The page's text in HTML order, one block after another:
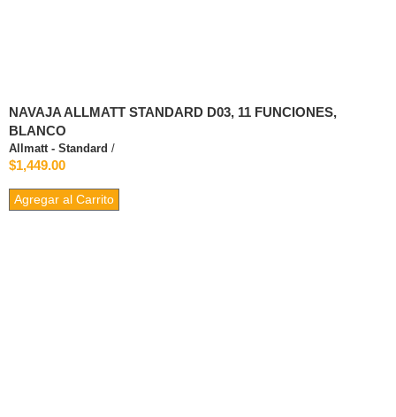
NAVAJA ALLMATT STANDARD D03, 11 FUNCIONES,
BLANCO
Allmatt - Standard /
$1,449.00
Agregar al Carrito